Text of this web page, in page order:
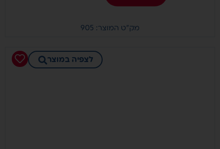
מק"ט המוצר: 905
לצפיה במוצר